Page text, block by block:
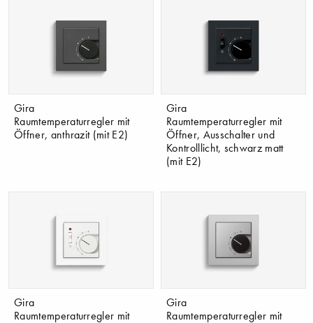
Gira
Raumtemperaturregler mit
Öffner, anthrazit (mit E2)
Gira
Raumtemperaturregler mit
Öffner, Ausschalter und
Kontrolllicht, schwarz matt
(mit E2)
Gira
Raumtemperaturregler mit
Gira
Raumtemperaturregler mit